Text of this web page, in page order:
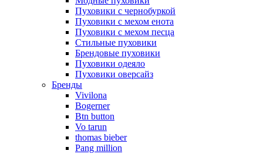
Пуховики с чернобуркой
Пуховики с мехом енота
Пуховики с мехом песца
Стильные пуховики
Брендовые пуховики
Пуховики одеяло
Пуховики оверсайз
Бренды
Vivilona
Bogerner
Btn button
Vo tarun
thomas bieber
Pang million